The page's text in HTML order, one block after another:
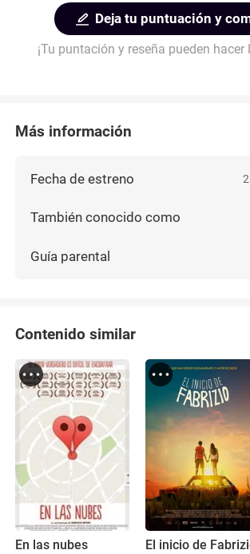
Deja tu puntuación y
¡Tu puntación y reseña pueden
Más información
Fecha de estreno
También conocido como
Guía parental
Contenido similar
En las nubes El inicio de